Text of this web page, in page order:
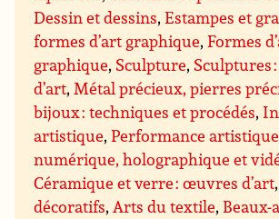
Dessin et dessins,Estampes et
formes d’art graphique,Formes
graphique, Sculpture, Sculptures
d’art,Métal précieux, pierres
bijoux : techniques et procédés,
artistique,Performance artistique
numérique, holographique et
Céramique et verre : œuvres d’art
décoratifs,Arts du textile, Beaux-